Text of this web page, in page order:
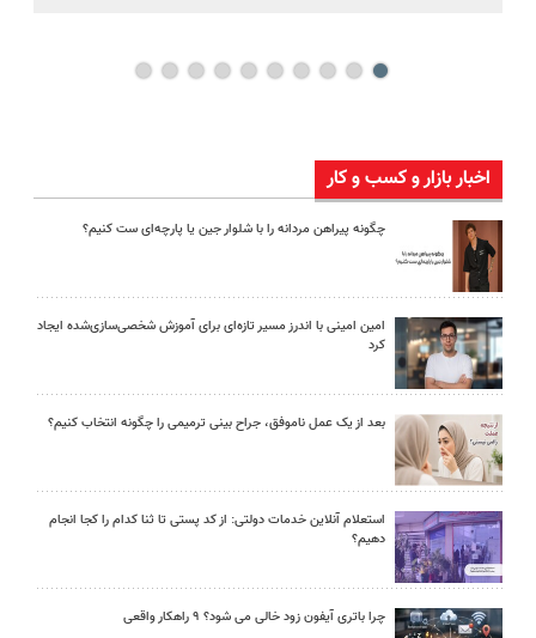
اخبار بازار و کسب و کار
چگونه پیراهن مردانه را با شلوار جین یا پارچه‌ای ست کنیم؟
امین امینی با اندرز مسیر تازه‌ای برای آموزش شخصی‌سازی‌شده ایجاد
کرد
بعد از یک عمل ناموفق، جراح بینی ترمیمی را چگونه انتخاب کنیم؟
استعلام آنلاین خدمات دولتی: از کد پستی تا ثنا کدام را کجا انجام
دهیم؟
چرا باتری آیفون زود خالی می شود؟ ۹ راهکار واقعی